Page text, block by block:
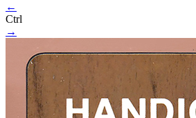
←
Ctrl
→